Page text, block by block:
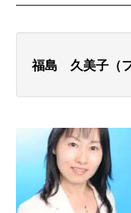
福島 久美子（